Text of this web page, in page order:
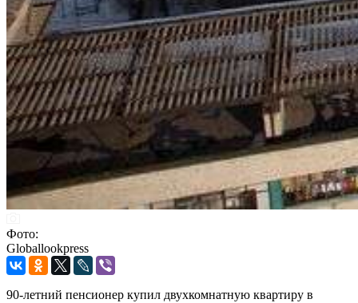
Фото:
Globallookpress
90-летний пенсионер купил двухкомнатную квартиру в